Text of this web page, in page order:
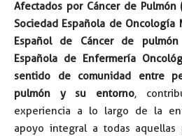
Afectados por Cáncer de Pulmón
Sociedad Española de Oncología
Español de Cáncer de pulmón
Española de Enfermería
sentido de comunidad entre
pulmón y su entorno,
experiencia a lo largo de la
apoyo integral a todas aquellas